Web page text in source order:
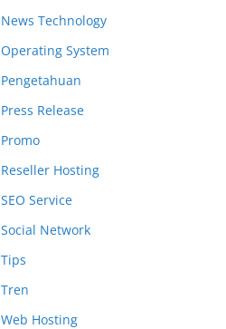
News Technology
Operating System
Pengetahuan
Press Release
Promo
Reseller Hosting
SEO Service
Social Network
Tips
Tren
Web Hosting